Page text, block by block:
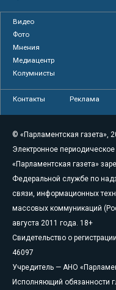
Видео
Фото
Мнения
Медиацентр
Колумнисты
Контакты Реклама
© «Парламентская газета»,
Электронное
«Парламентская газета»
Федеральной службе по
связи, информационных
массовых коммуникаций
августа 2011 года. 18+
Свидетельство о
46097
Учредитель — АНО
Исполняющий обязанности